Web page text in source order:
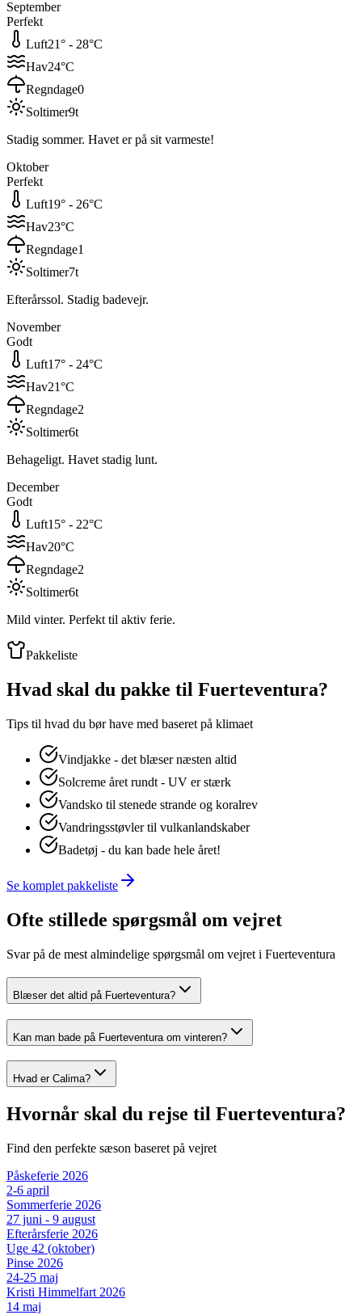
September
Perfekt
Luft21° - 28°C
Hav24°C
Regndage0
Soltimer9t
Stadig sommer. Havet er på sit varmeste!
Oktober
Perfekt
Luft19° - 26°C
Hav23°C
Regndage1
Soltimer7t
Efterårssol. Stadig badevejr.
November
Godt
Luft17° - 24°C
Hav21°C
Regndage2
Soltimer6t
Behageligt. Havet stadig lunt.
December
Godt
Luft15° - 22°C
Hav20°C
Regndage2
Soltimer6t
Mild vinter. Perfekt til aktiv ferie.
Pakkeliste
Hvad skal du pakke til Fuerteventura?
Tips til hvad du bør have med baseret på klimaet
Vindjakke - det blæser næsten altid
Solcreme året rundt - UV er stærk
Vandsko til stenede strande og koralrev
Vandringsstøvler til vulkanlandskaber
Badetøj - du kan bade hele året!
Se komplet pakkeliste
Ofte stillede spørgsmål om vejret
Svar på de mest almindelige spørgsmål om vejret i Fuerteventura
Blæser det altid på Fuerteventura?
Kan man bade på Fuerteventura om vinteren?
Hvad er Calima?
Hvornår skal du rejse til Fuerteventura?
Find den perfekte sæson baseret på vejret
Påskeferie 2026
2-6 april
Sommerferie 2026
27 juni - 9 august
Efterårsferie 2026
Uge 42 (oktober)
Pinse 2026
24-25 maj
Kristi Himmelfart 2026
14 maj